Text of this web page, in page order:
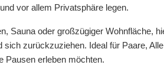
vor allem Privatsphäre legen.
Sauna oder großzügiger Wohnfläche,
sich zurückzuziehen. Ideal für Paare,
Pausen erleben möchten.